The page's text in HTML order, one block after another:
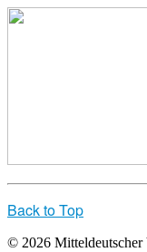
Back to Top
© 2026 Mitteldeutscher